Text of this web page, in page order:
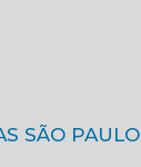
SÃO PAULO